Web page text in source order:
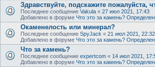
Здравствуйте, подскажите пожалуйста,
Последнее сообщение Vakula « 27 июл 2021, 17:43
Добавлено в форуме Что это за камень?
Окаменелость или минерал?
Последнее сообщение SpyJack « 21 июл 2021, 22:32
Добавлено в форуме Что это за камень?
Что за камень?
Последнее сообщение expertcom « 14 июл 2021,
Добавлено в форуме Что это за камень?